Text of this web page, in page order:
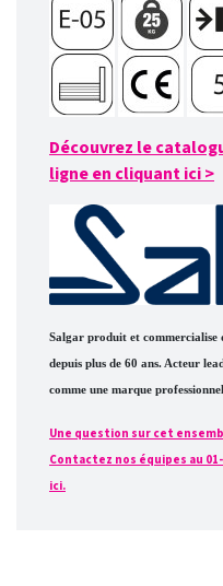
Découvrez le
ligne en cliquant ici>
Salgar produit et commercialise
depuis plus de 60 ans. Acteur
comme une marque
Une question sur cet
Contactez nos équipes au
ici.